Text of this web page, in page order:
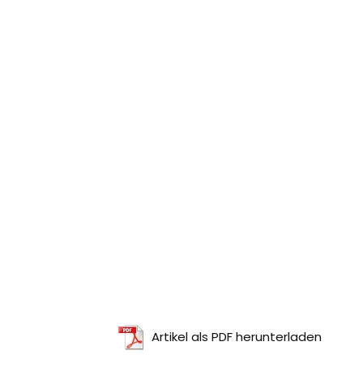
Artikel als PDF herunterladen